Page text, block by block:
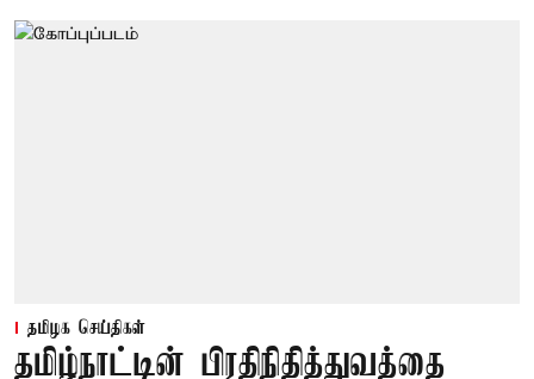
தமிழக செய்திகள்
தமிழ்நாட்டின் பிரதிநிதித்துவத்தை